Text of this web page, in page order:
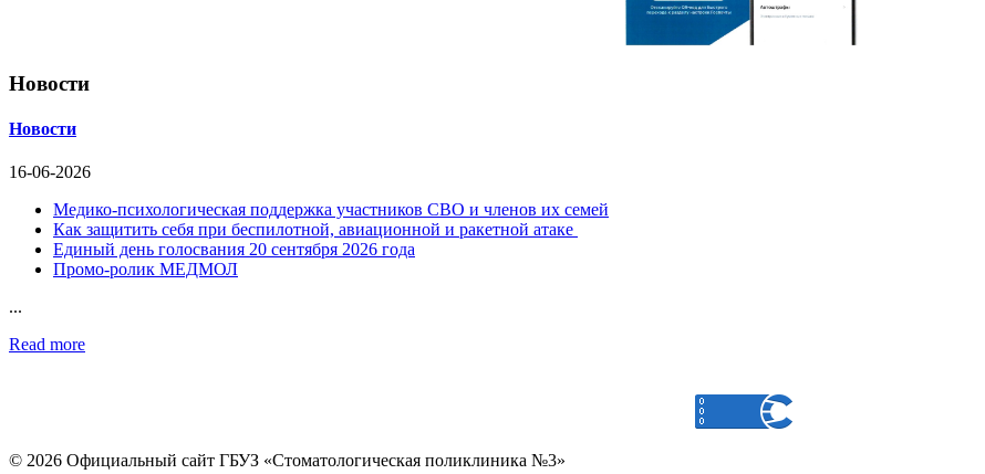
Новости
Новости
16-06-2026
Медико-психологическая поддержка участников СВО и членов их семей
Как защитить себя при беспилотной, авиационной и ракетной атаке
Единый день голосвания 20 сентября 2026 года
Промо-ролик МЕДМОЛ
...
Read more
© 2026 Официальный сайт ГБУЗ «Стоматологическая поликлиника №3»